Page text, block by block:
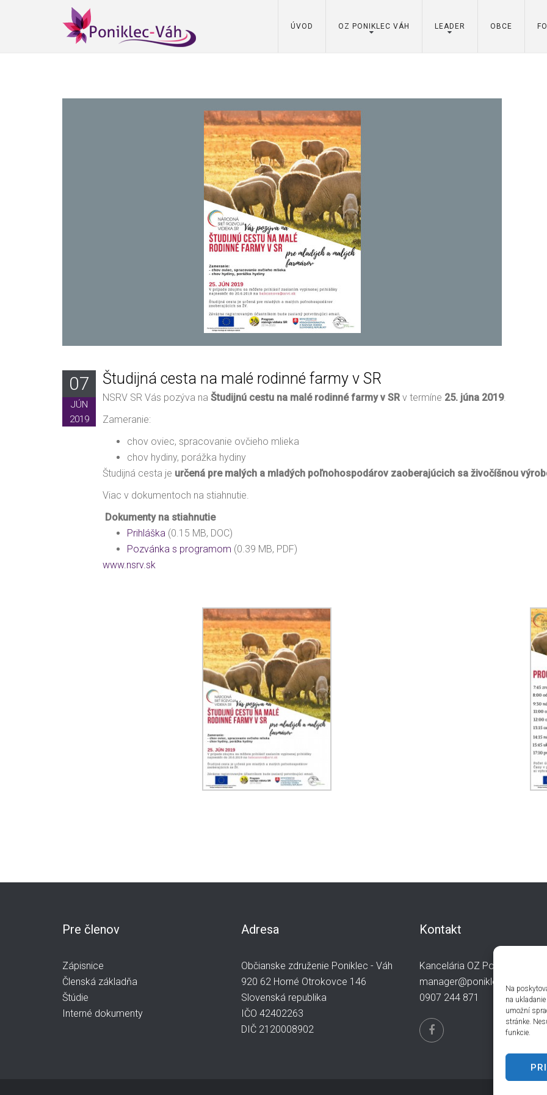
Na
na
umožní
stránke.
funkcie.
ÚVOD OZ PONIKLEC VÁH LEADER OBCE
07
JÚN
2019
Študijná cesta na malé rodinné farmy v SR
NSRV SR Vás pozýva na Študijnú cestu na malé rodinné farmy v SR v termíne 25. júna 2019.
Zameranie:
chov oviec, spracovanie ovčieho mlieka
chov hydiny, porážka hydiny
Študijná cesta je určená pre malých a mladých poľnohospodárov zaoberajúcich sa živočíšnou
Viac v dokumentoch na stiahnutie.
Dokumenty na stiahnutie
Prihláška (0.15 MB, DOC)
Pozvánka s programom (0.39 MB, PDF)
www.nsrv.sk
Pre členov
Zápisnice
Členská základňa
Štúdie
Interné dokumenty
Adresa
Občianske združenie Poniklec - Váh
920 62 Horné Otrokovce 146
Slovenská republika
IČO 42402263
DIČ 2120008902
Kontakt
Kancelária OZ Poniklec-Váh
manager@poniklec-vah.sk
0907 244 871